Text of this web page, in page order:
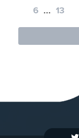
6 ... 13